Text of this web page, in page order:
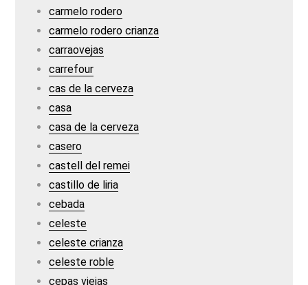
carmelo rodero
carmelo rodero crianza
carraovejas
carrefour
cas de la cerveza
casa
casa de la cerveza
casero
castell del remei
castillo de liria
cebada
celeste
celeste crianza
celeste roble
cepas viejas